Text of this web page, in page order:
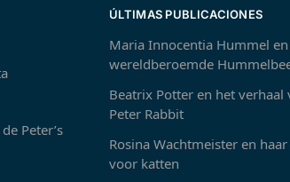
Peter’s
ÚLTIMAS PUBLICACIONES
Maria Innocentia Hummel
wereldberoemde
Beatrix Potter en het verhaal
Peter Rabbit
Rosina Wachtmeister en
voor katten